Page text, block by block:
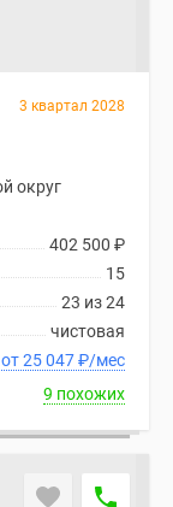
3 квартал 2028
округ
402 500 ₽
15
23 из 24
чистовая
В ипотеку от 25 047₽/мес
9 похожих